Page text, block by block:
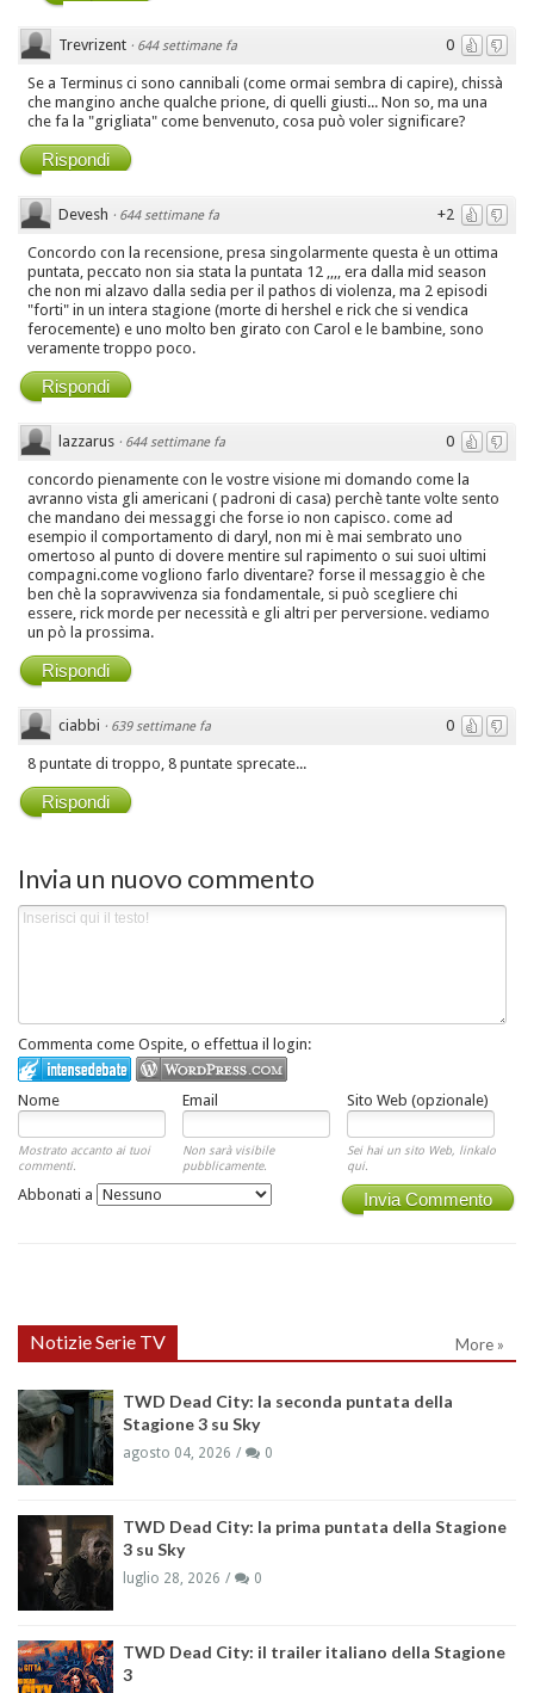
0
Trevrizent · 644 settimane fa
Se a Terminus ci sono cannibali (come ormai sembra di capire), chissà
che mangino anche qualche prione, di quelli giusti... Non so, ma una
che fa la "grigliata" come benvenuto, cosa può voler significare?
Rispondi
+2
Devesh · 644 settimane fa
Concordo con la recensione, presa singolarmente questa è un ottima
puntata, peccato non sia stata la puntata 12 ,,,, era dalla mid season
che non mi alzavo dalla sedia per il pathos di violenza, ma 2 episodi
"forti" in un intera stagione (morte di hershel e rick che si vendica
ferocemente) e uno molto ben girato con Carol e le bambine, sono
veramente troppo poco.
Rispondi
0
lazzarus · 644 settimane fa
concordo pienamente con le vostre visione mi domando come la
avranno vista gli americani ( padroni di casa) perchè tante volte sento
che mandano dei messaggi che forse io non capisco. come ad
esempio il comportamento di daryl, non mi è mai sembrato uno
omertoso al punto di dovere mentire sul rapimento o sui suoi ultimi
compagni.come vogliono farlo diventare? forse il messaggio è che
ben chè la sopravvivenza sia fondamentale, si può scegliere chi
essere, rick morde per necessità e gli altri per perversione. vediamo
un pò la prossima.
Rispondi
0
ciabbi · 639 settimane fa
8 puntate di troppo, 8 puntate sprecate...
Rispondi
Invia un nuovo commento
Commenta come Ospite, o effettua il login:
Nome Email Sito Web (opzionale)
Mostrato accanto ai tuoi
commenti.
Non sarà visibile
pubblicamente.
Sei hai un sito Web, linkalo
qui.
Invia Commento
Abbonati a
Notizie Serie TV More »
TWD Dead City: la seconda puntata della
Stagione 3 su Sky
agosto 04, 2026 0
TWD Dead City: la prima puntata della Stagione
3 su Sky
luglio 28, 2026 0
TWD Dead City: il trailer italiano della Stagione
3